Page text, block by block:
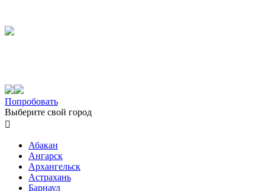
Попробовать
Выберите свой город

Абакан
Ангарск
Архангельск
Астрахань
Барнаул